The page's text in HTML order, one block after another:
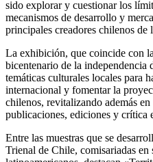
sido explorar y cuestionar los
mecanismos de desarrollo y
principales creadores chilenos de
La exhibición, que coincide con
bicentenario de la independencia
temáticas culturales locales para
internacional y fomentar la
chilenos, revitalizando además
publicaciones, ediciones y crítica
Entre las muestras que se
Trienal de Chile, comisariadas